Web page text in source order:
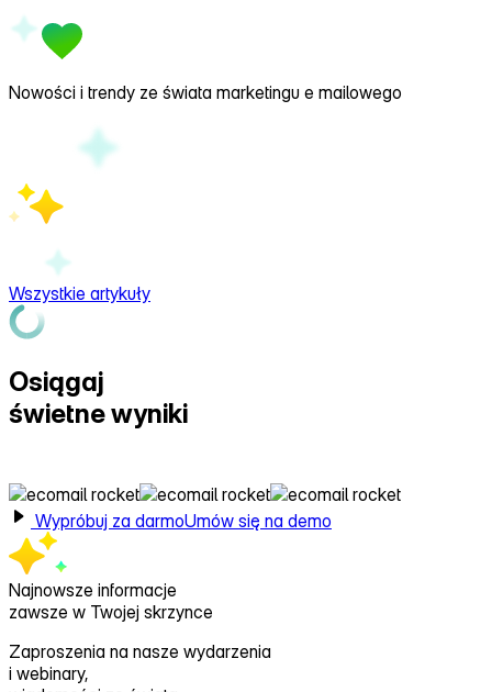
Nowości i trendy ze świata marketingu e mailowego
Wszystkie artykuły
Osiągaj
świetne wyniki
Wypróbuj za darmoUmów się na demo
Najnowsze informacje
zawsze w Twojej skrzynce
Zaproszenia na nasze wydarzenia
i webinary,